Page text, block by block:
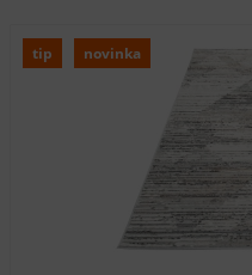
tip novinka